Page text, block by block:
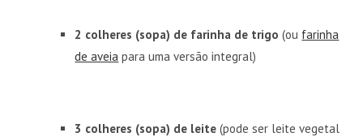
2 colheres (sopa) de farinha de trigo (ou farinha
de aveia para uma versão integral)
3 colheres (sopa) de leite (pode ser leite vegetal